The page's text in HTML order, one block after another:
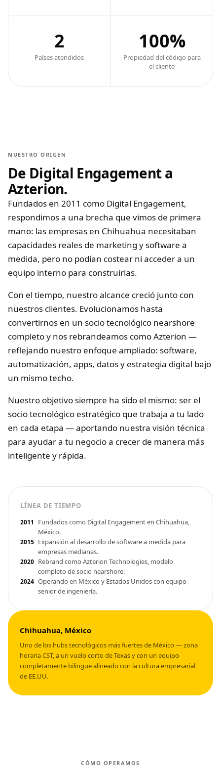
2
Países atendidos
100%
Propiedad del código para
el cliente
NUESTRO ORIGEN
De Digital Engagement a
Azterion.
Fundados en 2011 como Digital Engagement,
respondimos a una brecha que vimos de primera
mano: las empresas en Chihuahua necesitaban
capacidades reales de marketing y software a
medida, pero no podían costear ni acceder a un
equipo interno para construirlas.
Con el tiempo, nuestro alcance creció junto con
nuestros clientes. Evolucionamos hasta
convertirnos en un socio tecnológico nearshore
completo y nos rebrandeamos como Azterion —
reflejando nuestro enfoque ampliado: software,
automatización, apps, datos y estrategia digital bajo
un mismo techo.
Nuestro objetivo siempre ha sido el mismo: ser el
socio tecnológico estratégico que trabaja a tu lado
en cada etapa — aportando nuestra visión técnica
para ayudar a tu negocio a crecer de manera más
inteligente y rápida.
LÍNEA DE TIEMPO
2011
Fundados como Digital Engagement en Chihuahua,
México.
2015 Expansión al desarrollo de software a medida para
empresas medianas.
2020 Rebrand como Azterion Technologies, modelo
completo de socio nearshore.
2024 Operando en México y Estados Unidos con equipo
senior de ingeniería.
Chihuahua, México
Uno de los hubs tecnológicos más fuertes de México — zona
horaria CST, a un vuelo corto de Texas y con un equipo
completamente bilingüe alineado con la cultura empresarial
de EE.UU.
CÓMO OPERAMOS